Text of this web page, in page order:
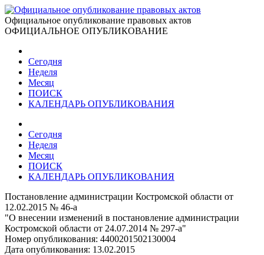
Официальное опубликование правовых актов
ОФИЦИАЛЬНОЕ ОПУБЛИКОВАНИЕ
Сегодня
Неделя
Месяц
ПОИСК
КАЛЕНДАРЬ ОПУБЛИКОВАНИЯ
Сегодня
Неделя
Месяц
ПОИСК
КАЛЕНДАРЬ ОПУБЛИКОВАНИЯ
Постановление администрации Костромской области от
12.02.2015 № 46-а
"О внесении изменений в постановление администрации
Костромской области от 24.07.2014 № 297-а"
Номер опубликования: 4400201502130004
Дата опубликования: 13.02.2015